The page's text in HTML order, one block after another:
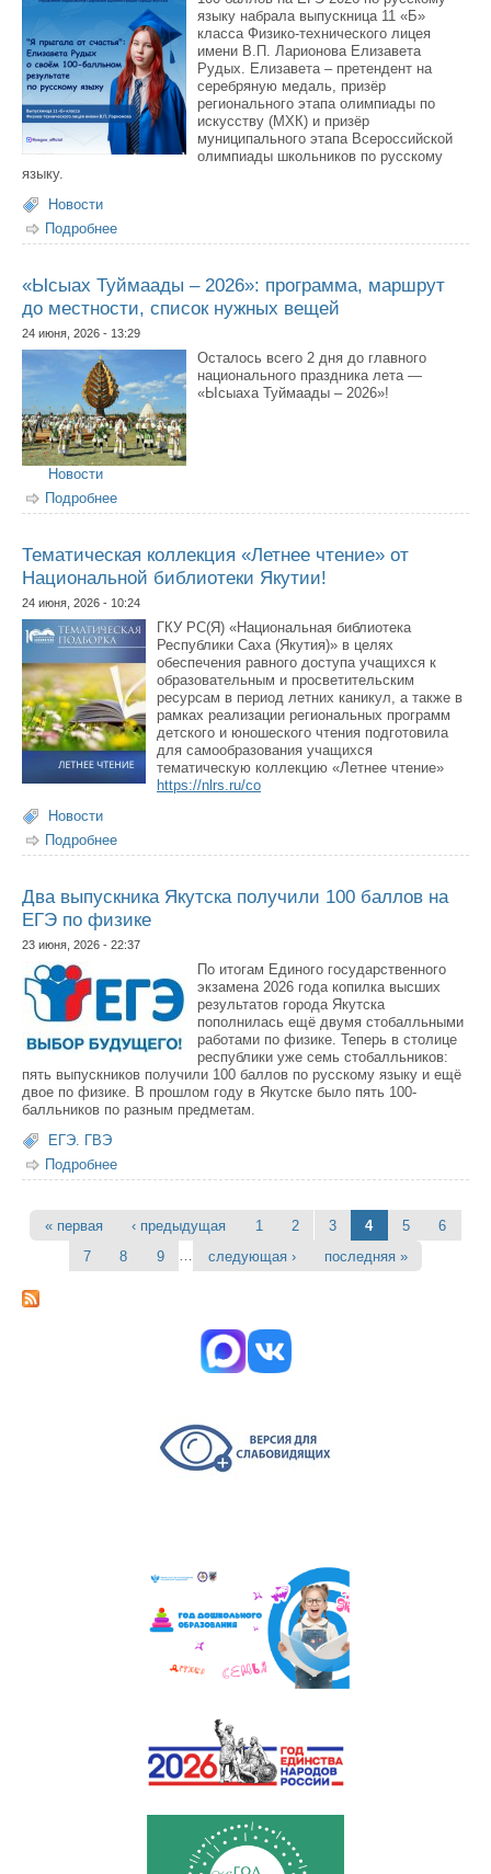
языку набрала выпускница 11 «Б»
класса Физико-технического лицея
имени В.П. Ларионова Елизавета
Рудых. Елизавета – претендент на
серебряную медаль, призёр
регионального этапа олимпиады по
искусству (МХК) и призёр
муниципального этапа Всероссийской
олимпиады школьников по русскому
языку.
Новости
Подробнее
100-балльном результате по русскому языку
«Ысыах Туймаады – 2026»: программа, маршрут
до местности, список нужных вещей
24 июня, 2026 - 13:29
Осталось всего 2 дня до главного
национального праздника лета —
«Ысыаха Туймаады – 2026»!
Новости
Подробнее
местности, список нужных вещей
Тематическая коллекция «Летнее чтение» от
Национальной библиотеки Якутии!
24 июня, 2026 - 10:24
ГКУ РС(Я) «Национальная библиотека
Республики Саха (Якутия)» в целях
обеспечения равного доступа учащихся к
образовательным и просветительским
ресурсам в период летних каникул, а также в
рамках реализации региональных программ
детского и юношеского чтения подготовила
для самообразования учащихся
тематическую коллекцию «Летнее чтение»
https://nlrs.ru/co
Новости
Подробнее
Национальной библиотеки Якутии!
Два выпускника Якутска получили 100 баллов на
ЕГЭ по физике
23 июня, 2026 - 22:37
По итогам Единого государственного
экзамена 2026 года копилка высших
результатов города Якутска
пополнилась ещё двумя стобалльными
работами по физике. Теперь в столице
республики уже семь стобалльников:
пять выпускников получили 100 баллов по русскому языку и ещё
двое по физике. В прошлом году в Якутске было пять 100-
балльников по разным предметам.
ЕГЭ. ГВЭ
Подробнее
ЕГЭ по физике
Страницы
« первая ‹ предыдущая 1 2 3 4 5
6
7
8 9 следующая › последняя »